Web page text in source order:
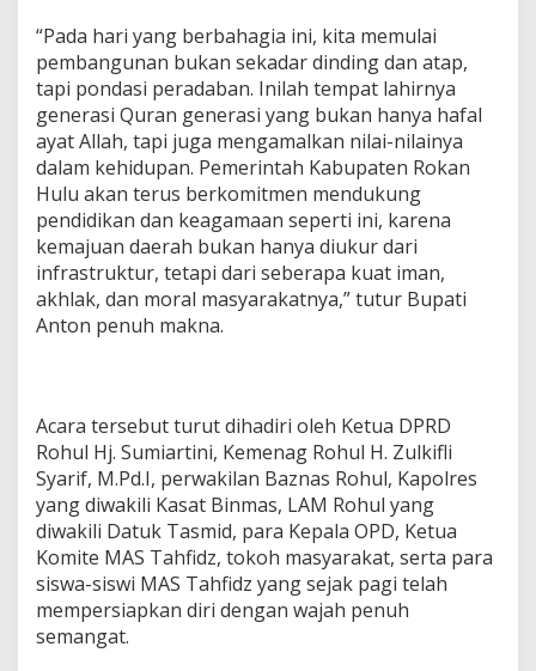
“Pada hari yang berbahagia ini, kita memulai
pembangunan bukan sekadar dinding dan atap,
tapi pondasi peradaban. Inilah tempat lahirnya
generasi Quran generasi yang bukan hanya hafal
ayat Allah, tapi juga mengamalkan nilai-nilainya
dalam kehidupan. Pemerintah Kabupaten Rokan
Hulu akan terus berkomitmen mendukung
pendidikan dan keagamaan seperti ini, karena
kemajuan daerah bukan hanya diukur dari
infrastruktur, tetapi dari seberapa kuat iman,
akhlak, dan moral masyarakatnya,” tutur Bupati
Anton penuh makna.
Acara tersebut turut dihadiri oleh Ketua DPRD
Rohul Hj. Sumiartini, Kemenag Rohul H. Zulkifli
Syarif, M.Pd.I, perwakilan Baznas Rohul, Kapolres
yang diwakili Kasat Binmas, LAM Rohul yang
diwakili Datuk Tasmid, para Kepala OPD, Ketua
Komite MAS Tahfidz, tokoh masyarakat, serta para
siswa-siswi MAS Tahfidz yang sejak pagi telah
mempersiapkan diri dengan wajah penuh
semangat.